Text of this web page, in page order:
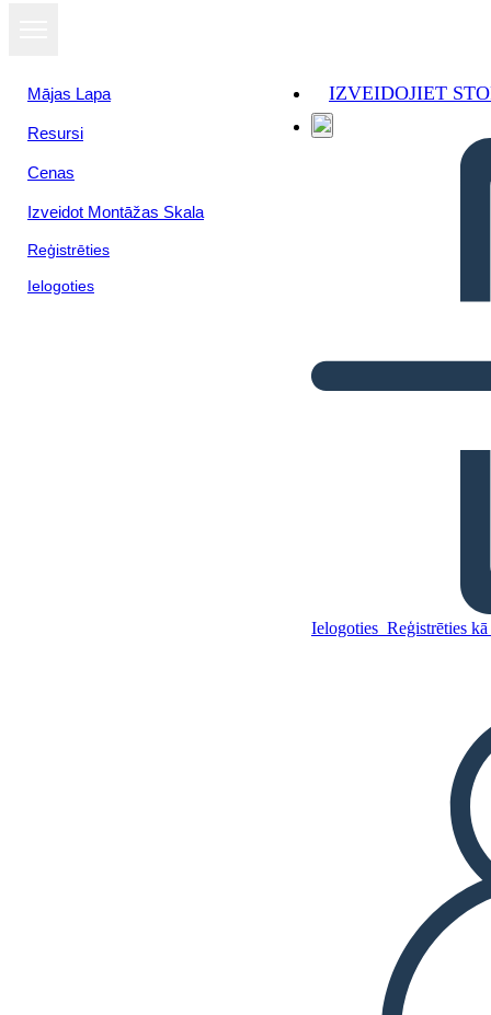
Mājas Lapa
Resursi
Cenas
Izveidot Montāžas Skala
Reģistrēties
Ielogoties
IZVEIDOJIET
Ielogoties Reģistrēties